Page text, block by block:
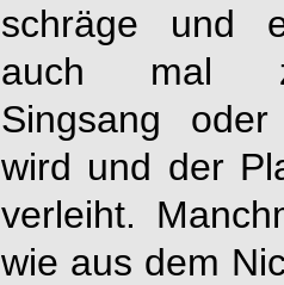
schräge und
auch mal
Singsang
wird und der
verleiht.
wie aus dem